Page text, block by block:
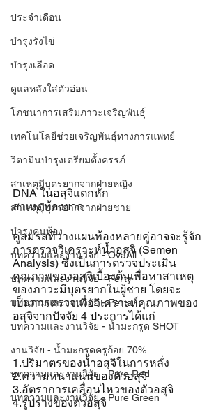
ประจำเดือน
บำรุงรังไข่
บำรุงเลือด
ดูแลหลังใส่ตัวอ่อน
โภชนาการเสริมภาวะเจริญพันธุ์
เทคโนโลยีช่วยเจริญพันธุ์ทางการแพทย์
วิตามินบำรุงเตรียมตั้งครรภ์
สาเหตุมีบุตรยากจากฝ่ายหญิง
สาเหตุมีบุตรยากจากฝ่ายชาย
บำรุงคนท้อง
บทความและงานวิจัย - OvaAll
บทความและงานวิจัย - Ferty
บทความและงานวิจัย - Ferta
บทความและงานวิจัย - น้ำมะกรูด SHOT
งานวิจัย - น้ำมะกรูดครูก้อย 70%
บทความและงานวิจัย - Pure Red
บทความและงานวิจัย - Pure Green
DNA ในอสุจิแตกหัก
สาเหตุท้องยาก
คู่สมรสที่วางแผนท้องหลายคู่อาจจะรู้จัก
การตรวจวิเคราะห์น้ำอสุจิ (Semen
Analysis) ซึ่งเป็นการตรวจประเมิน
คุณภาพของอสุจิเบื้องต้นเพื่อหาสาเหตุ
ของภาวะมีบุตรยากในผู้ชาย โดยจะ
เป็นการตรวจเพื่อวิเคราะห์คุณภาพของ
อสุจิจากปัจจัย 4 ประการได้แก่
1.ปริมาตรของน้ำอสุจิในการหลั่ง
2.ความหนาแน่นของตัวอสุจิ
3.อัตราการเคลื่อนไหวของตัวอสุจิ
4.รูปร่างของตัวอสุจิ